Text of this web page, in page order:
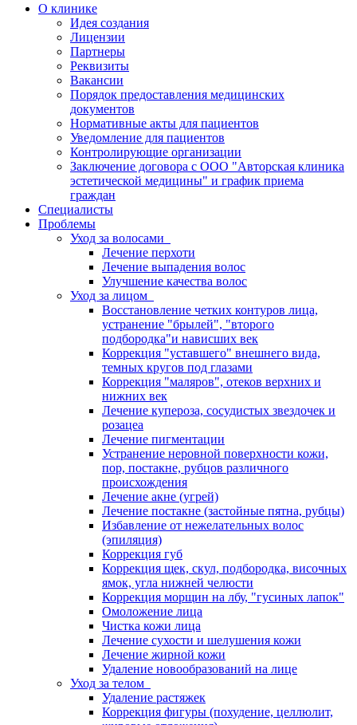
О клинике
Идея создания
Лицензии
Партнеры
Реквизиты
Вакансии
Порядок предоставления медицинских
документов
Нормативные акты для пациентов
Уведомление для пациентов
Контролирующие организации
Заключение договора с ООО "Авторская клиника
эстетической медицины" и график приема
граждан
Специалисты
Проблемы
Уход за волосами
Лечение перхоти
Лечение выпадения волос
Улучшение качества волос
Уход за лицом
Восстановление четких контуров лица,
устранение "брылей", "второго
подбородка"и нависших век
Коррекция "уставшего" внешнего вида,
темных кругов под глазами
Коррекция "маляров", отеков верхних и
нижних век
Лечение купероза, сосудистых звездочек и
розацеа
Лечение пигментации
Устранение неровной поверхности кожи,
пор, постакне, рубцов различного
происхождения
Лечение акне (угрей)
Лечение постакне (застойные пятна, рубцы)
Избавление от нежелательных волос
(эпиляция)
Коррекция губ
Коррекция щек, скул, подбородка, височных
ямок, угла нижней челюсти
Коррекция морщин на лбу, "гусиных лапок"
Омоложение лица
Чистка кожи лица
Лечение сухости и шелушения кожи
Лечение жирной кожи
Удаление новообразований на лице
Уход за телом
Удаление растяжек
Коррекция фигуры (похудение, целлюлит,